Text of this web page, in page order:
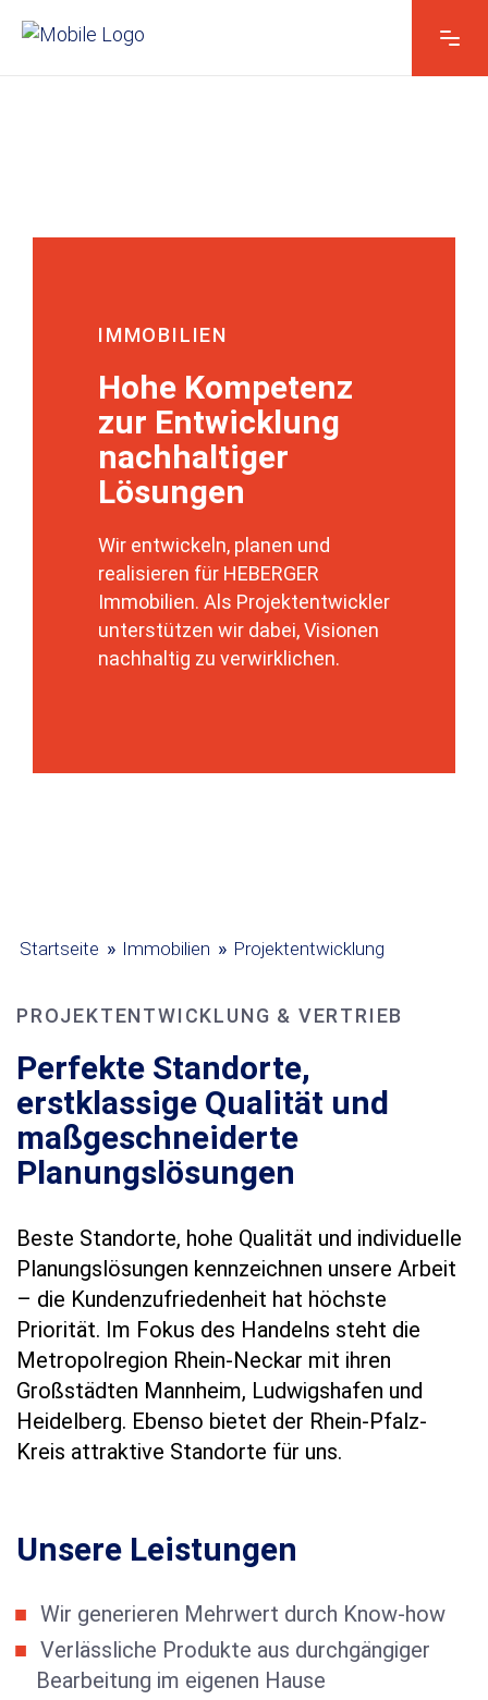
Kontakt telefonisch*
Ihre Nachricht*
DSGVO-Einverständnis*
Mit Setzen des Hakens erkläre ich mich
mit einer Nachricht an uns widerrufen
IMMOBILIEN
Hohe Kompetenz
zur Entwicklung
nachhaltiger
Lösungen
Wir entwickeln, planen und
realisieren für HEBERGER
Immobilien. Als Projektentwickler
unterstützen wir dabei, Visionen
nachhaltig zu verwirklichen.
Startseite » Immobilien » Projektentwicklung
PROJEKTENTWICKLUNG & VERTRIEB
Perfekte Standorte,
erstklassige Qualität und
maßgeschneiderte
Planungslösungen
Beste Standorte, hohe Qualität und individuelle
Planungslösungen kennzeichnen unsere Arbeit
– die Kundenzufriedenheit hat höchste
Priorität. Im Fokus des Handelns steht die
Metropolregion Rhein-Neckar mit ihren
Großstädten Mannheim, Ludwigshafen und
Heidelberg. Ebenso bietet der Rhein-Pfalz-
Kreis attraktive Standorte für uns.
Unsere Leistungen
Wir generieren Mehrwert durch Know-how
Verlässliche Produkte aus durchgängiger
Bearbeitung im eigenen Hause